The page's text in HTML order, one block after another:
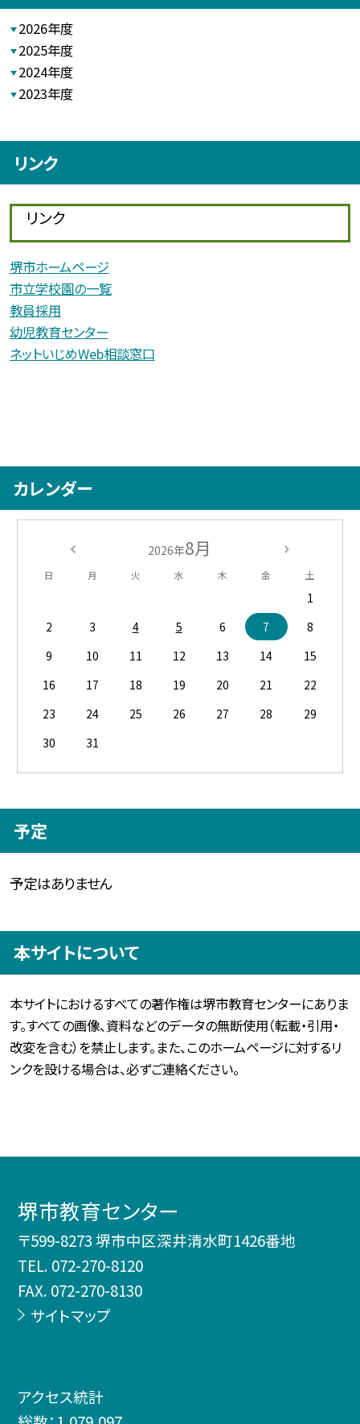
2026年度
2025年度
2024年度
2023年度
リンク
リンク
堺市ホームページ
市立学校園の一覧
教員採用
幼児教育センター
ネットいじめWeb相談窓口
カレンダー
2026年8月
日 月 火 水 木 金 土
1
2
3 4 5 6 7
8
9
10 11 12 13 14
15
16
17 18 19 20 21
22
23
24 25 26 27 28
29
30
31
予定
予定はありません
本サイトについて
本サイトにおけるすべての著作権は堺市教育センターにありま
す。すべての画像、資料などのデータの無断使用（転載・引用・
改変を含む）を禁止します。また、このホームページに対するリ
ンクを設ける場合は、必ずご連絡ください。
堺市教育センター
〒599-8273 堺市中区深井清水町1426番地
TEL. 072-270-8120
FAX. 072-270-8130
サイトマップ
アクセス統計